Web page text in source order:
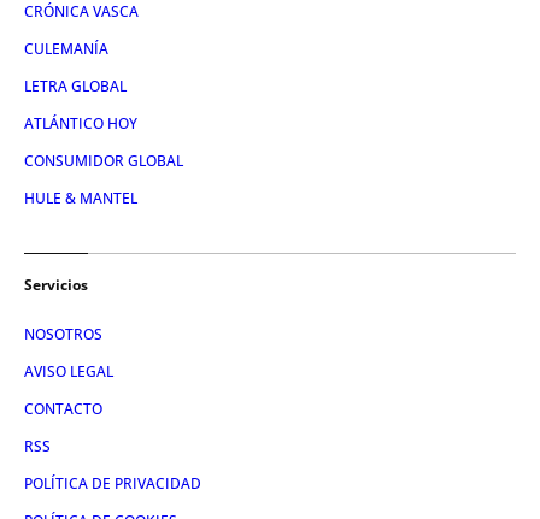
CRÓNICA VASCA
CULEMANÍA
LETRA GLOBAL
ATLÁNTICO HOY
CONSUMIDOR GLOBAL
HULE & MANTEL
Servicios
NOSOTROS
AVISO LEGAL
CONTACTO
RSS
POLÍTICA DE PRIVACIDAD